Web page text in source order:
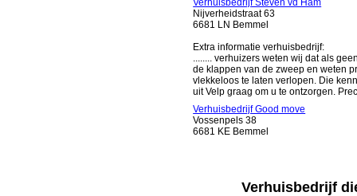
Verhuisbedrijf Steven vd Ham
Nijverheidstraat 63
6681 LN Bemmel
Extra informatie verhuisbedrijf:
........ verhuizers weten wij dat als
de klappen van de zweep en weten
vlekkeloos te laten verlopen. Die
uit Velp graag om u te ontzorgen.
Verhuisbedrijf Good move
Vossenpels 38
6681 KE Bemmel
Verhuisbedrijf